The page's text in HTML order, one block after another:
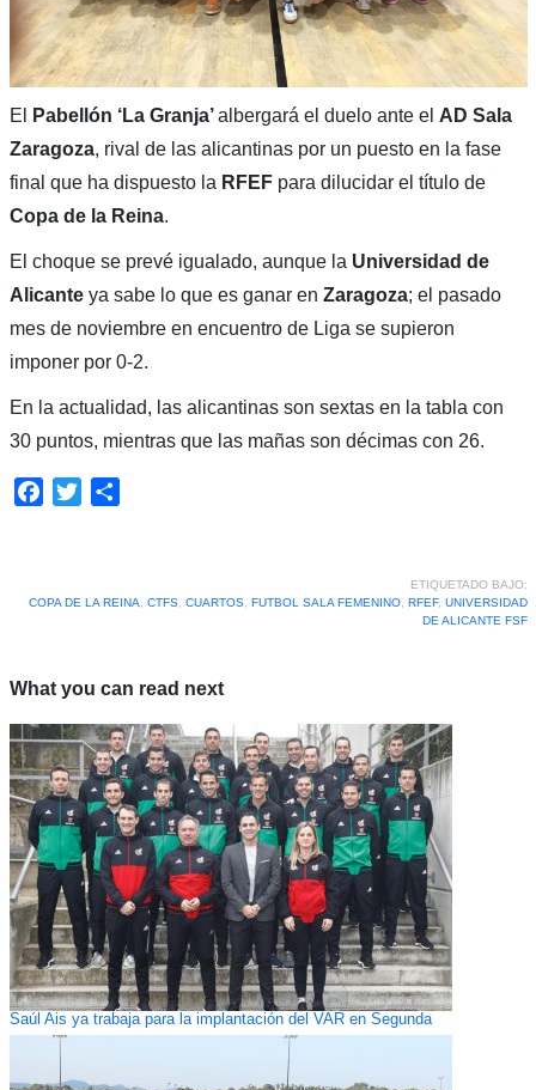
El Pabellón ‘La Granja’albergará el duelo ante el AD Sala
Zaragoza, rival de las alicantinas por un puesto en la fase
final que ha dispuesto la RFEFpara dilucidar el título de
Copa de la Reina.
El choque se prevé igualado, aunque la Universidad de
Alicanteya sabe lo que es ganar en Zaragoza; el pasado
mes de noviembre en encuentro de Liga se supieron
imponer por 0-2.
En la actualidad, las alicantinas son sextas en la tabla con
30 puntos, mientras que las mañas son décimas con 26.
Facebook
Twitter
ETIQUETADO BAJO:
COPA DE LA REINA
CTFS, CUARTOS, FUTBOL SALA FEMENINO, RFEF, UNIVERSIDAD
DE ALICANTE FSF
What you can read next
Saúl Ais ya trabaja para la implantación del VAR en Segunda